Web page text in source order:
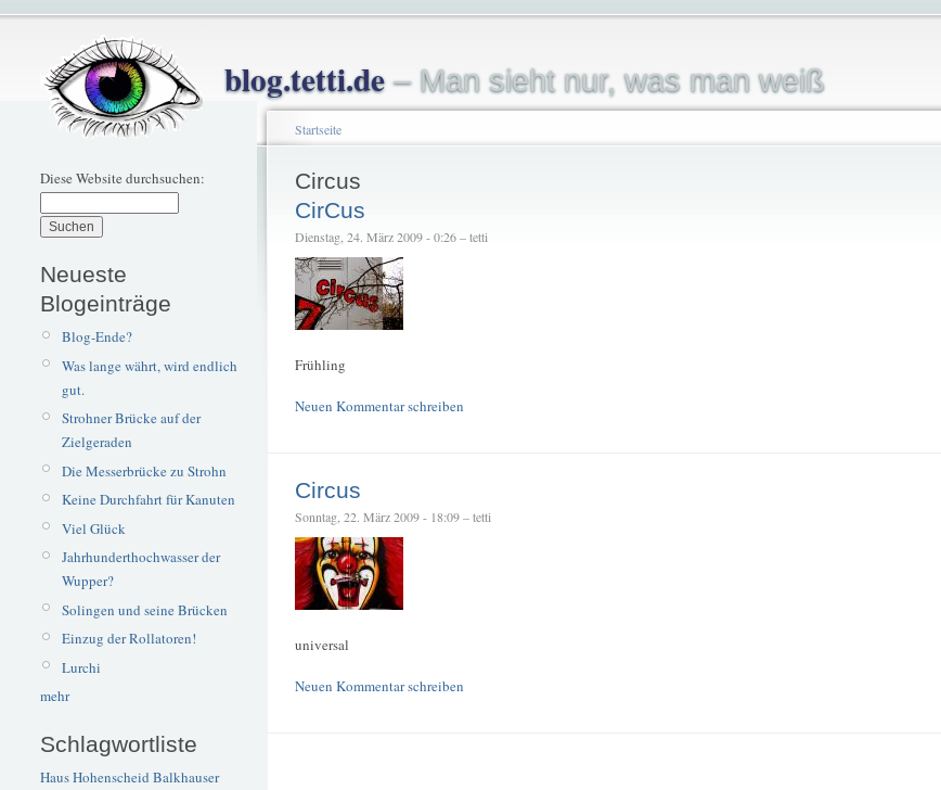
blog.tetti.de– Man sieht nur, was man weiß
Diese Website durchsuchen:
Neueste
Blogeinträge
Blog-Ende?
Was lange währt, wird endlich
gut.
Strohner Brücke auf der
Zielgeraden
Die Messerbrücke zu Strohn
Keine Durchfahrt für Kanuten
Viel Glück
Jahrhunderthochwasser der
Wupper?
Solingen und seine Brücken
Einzug der Rollatoren!
Lurchi
mehr
Schlagwortliste
Haus Hohenscheid Balkhauser
Startseite
Circus
CirCus
Dienstag, 24. März 2009 - 0:26 – tetti
Frühling
Neuen Kommentar schreiben
Circus
Sonntag, 22. März 2009 - 18:09 – tetti
universal
Neuen Kommentar schreiben